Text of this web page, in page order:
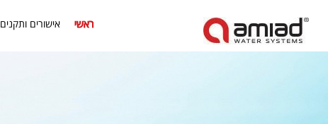
ראשי אישורים ותקנים